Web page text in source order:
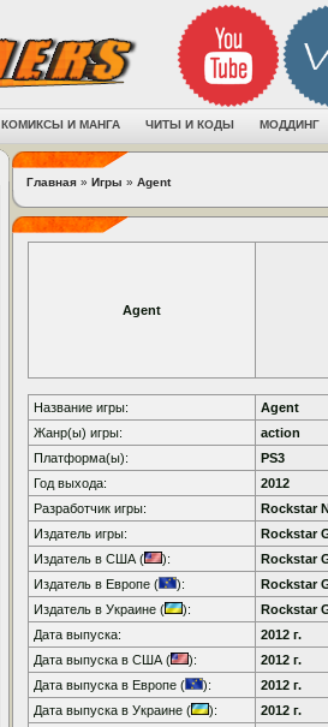
КОМИКСЫ И МАНГА ЧИТЫ И КОДЫ МОДДИНГ
Главная » Игры » Agent
Agent
Название игры:
Agent
Жанр(ы) игры:
action
Платформа(ы):
PS3
Год выхода:
2012
Разработчик игры:
Rockstar
Издатель игры:
Rockstar
Издатель в США (
):
Rockstar
Издатель в Европе (
):
Rockstar
Издатель в Украине (
):
Rockstar
Дата выпуска:
2012 г.
Дата выпуска в США (
):
2012 г.
Дата выпуска в Европе (
):
2012 г.
Дата выпуска в Украине (
):
2012 г.